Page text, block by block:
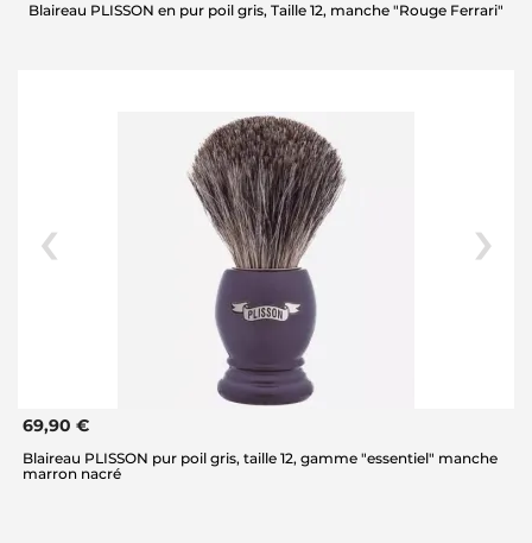
Blaireau PLISSON en pur poil gris, Taille 12, manche "Rouge Ferrari"
69,90 €
Blaireau PLISSON pur poil gris, taille 12, gamme "essentiel" manche
marron nacré